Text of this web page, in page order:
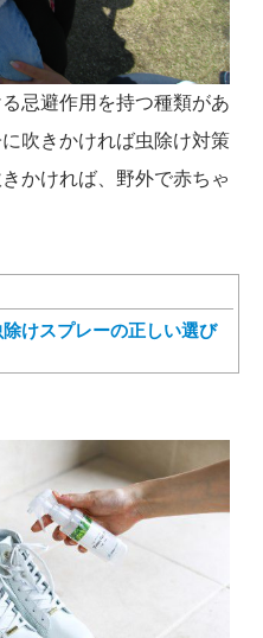
忌避作用を持つ種類があ
吹きかければ虫除け対策
かければ、野外で赤ちゃ
けスプレーの正しい選び